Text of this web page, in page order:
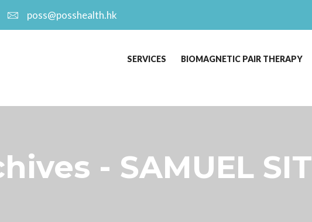
poss@posshealth.hk
SERVICES BIOMAGNETIC PAIR THERAPY
- SAMUEL SIT